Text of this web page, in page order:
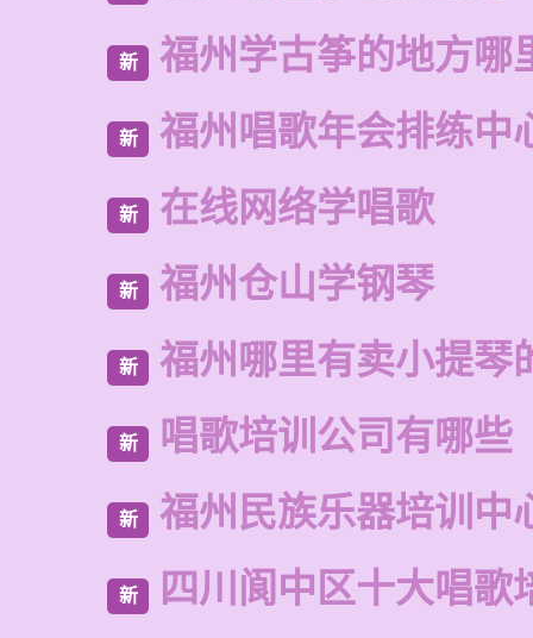
新 福州学古筝的地方哪
新 福州唱歌年会排练中
新 在线网络学唱歌
新 福州仓山学钢琴
新 福州哪里有卖小提琴
新 唱歌培训公司有哪些
新 福州民族乐器培训中
新 四川阆中区十大唱歌